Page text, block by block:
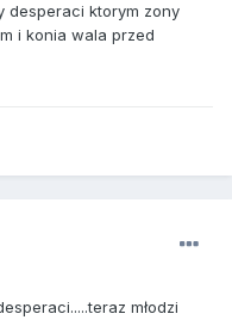
desperaci ktorym zony
i konia wala przed
młodzi